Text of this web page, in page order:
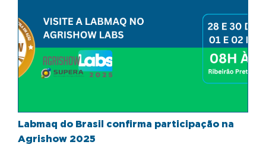
Labmaq do Brasil confirma participação na
Agrishow 2025